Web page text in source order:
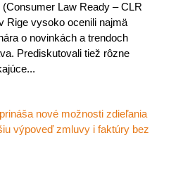
Law Ready – CLR
Rige vysoko ocenili najmä
o novinkách a trendoch
Prediskutovali tiež rôzne